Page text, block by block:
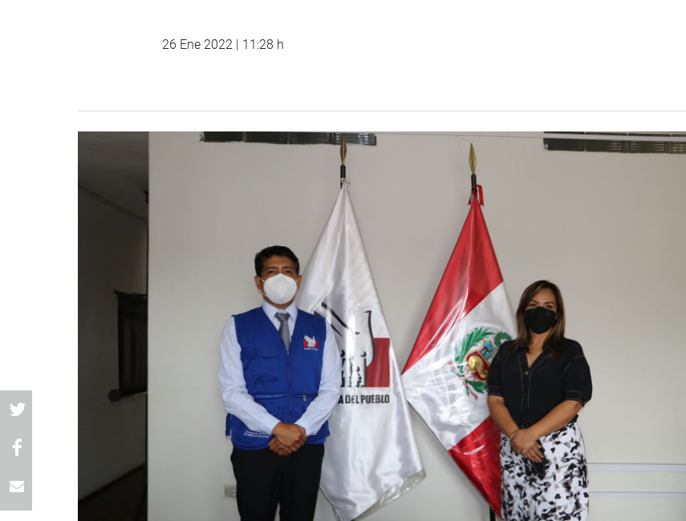
26 Ene 2022 | 11:28 h